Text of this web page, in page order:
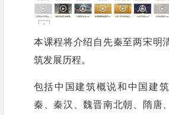
本课程将介绍自先秦至两宋明
筑发展历程。
包括中国建筑概说和中国建
秦、秦汉、魏晋南北朝、隋唐